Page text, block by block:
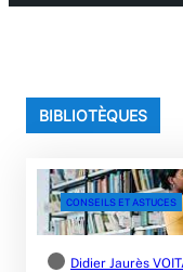
BIBLIOTÈQUES
CONSEILS ET ASTUCES
Didier Jaurès